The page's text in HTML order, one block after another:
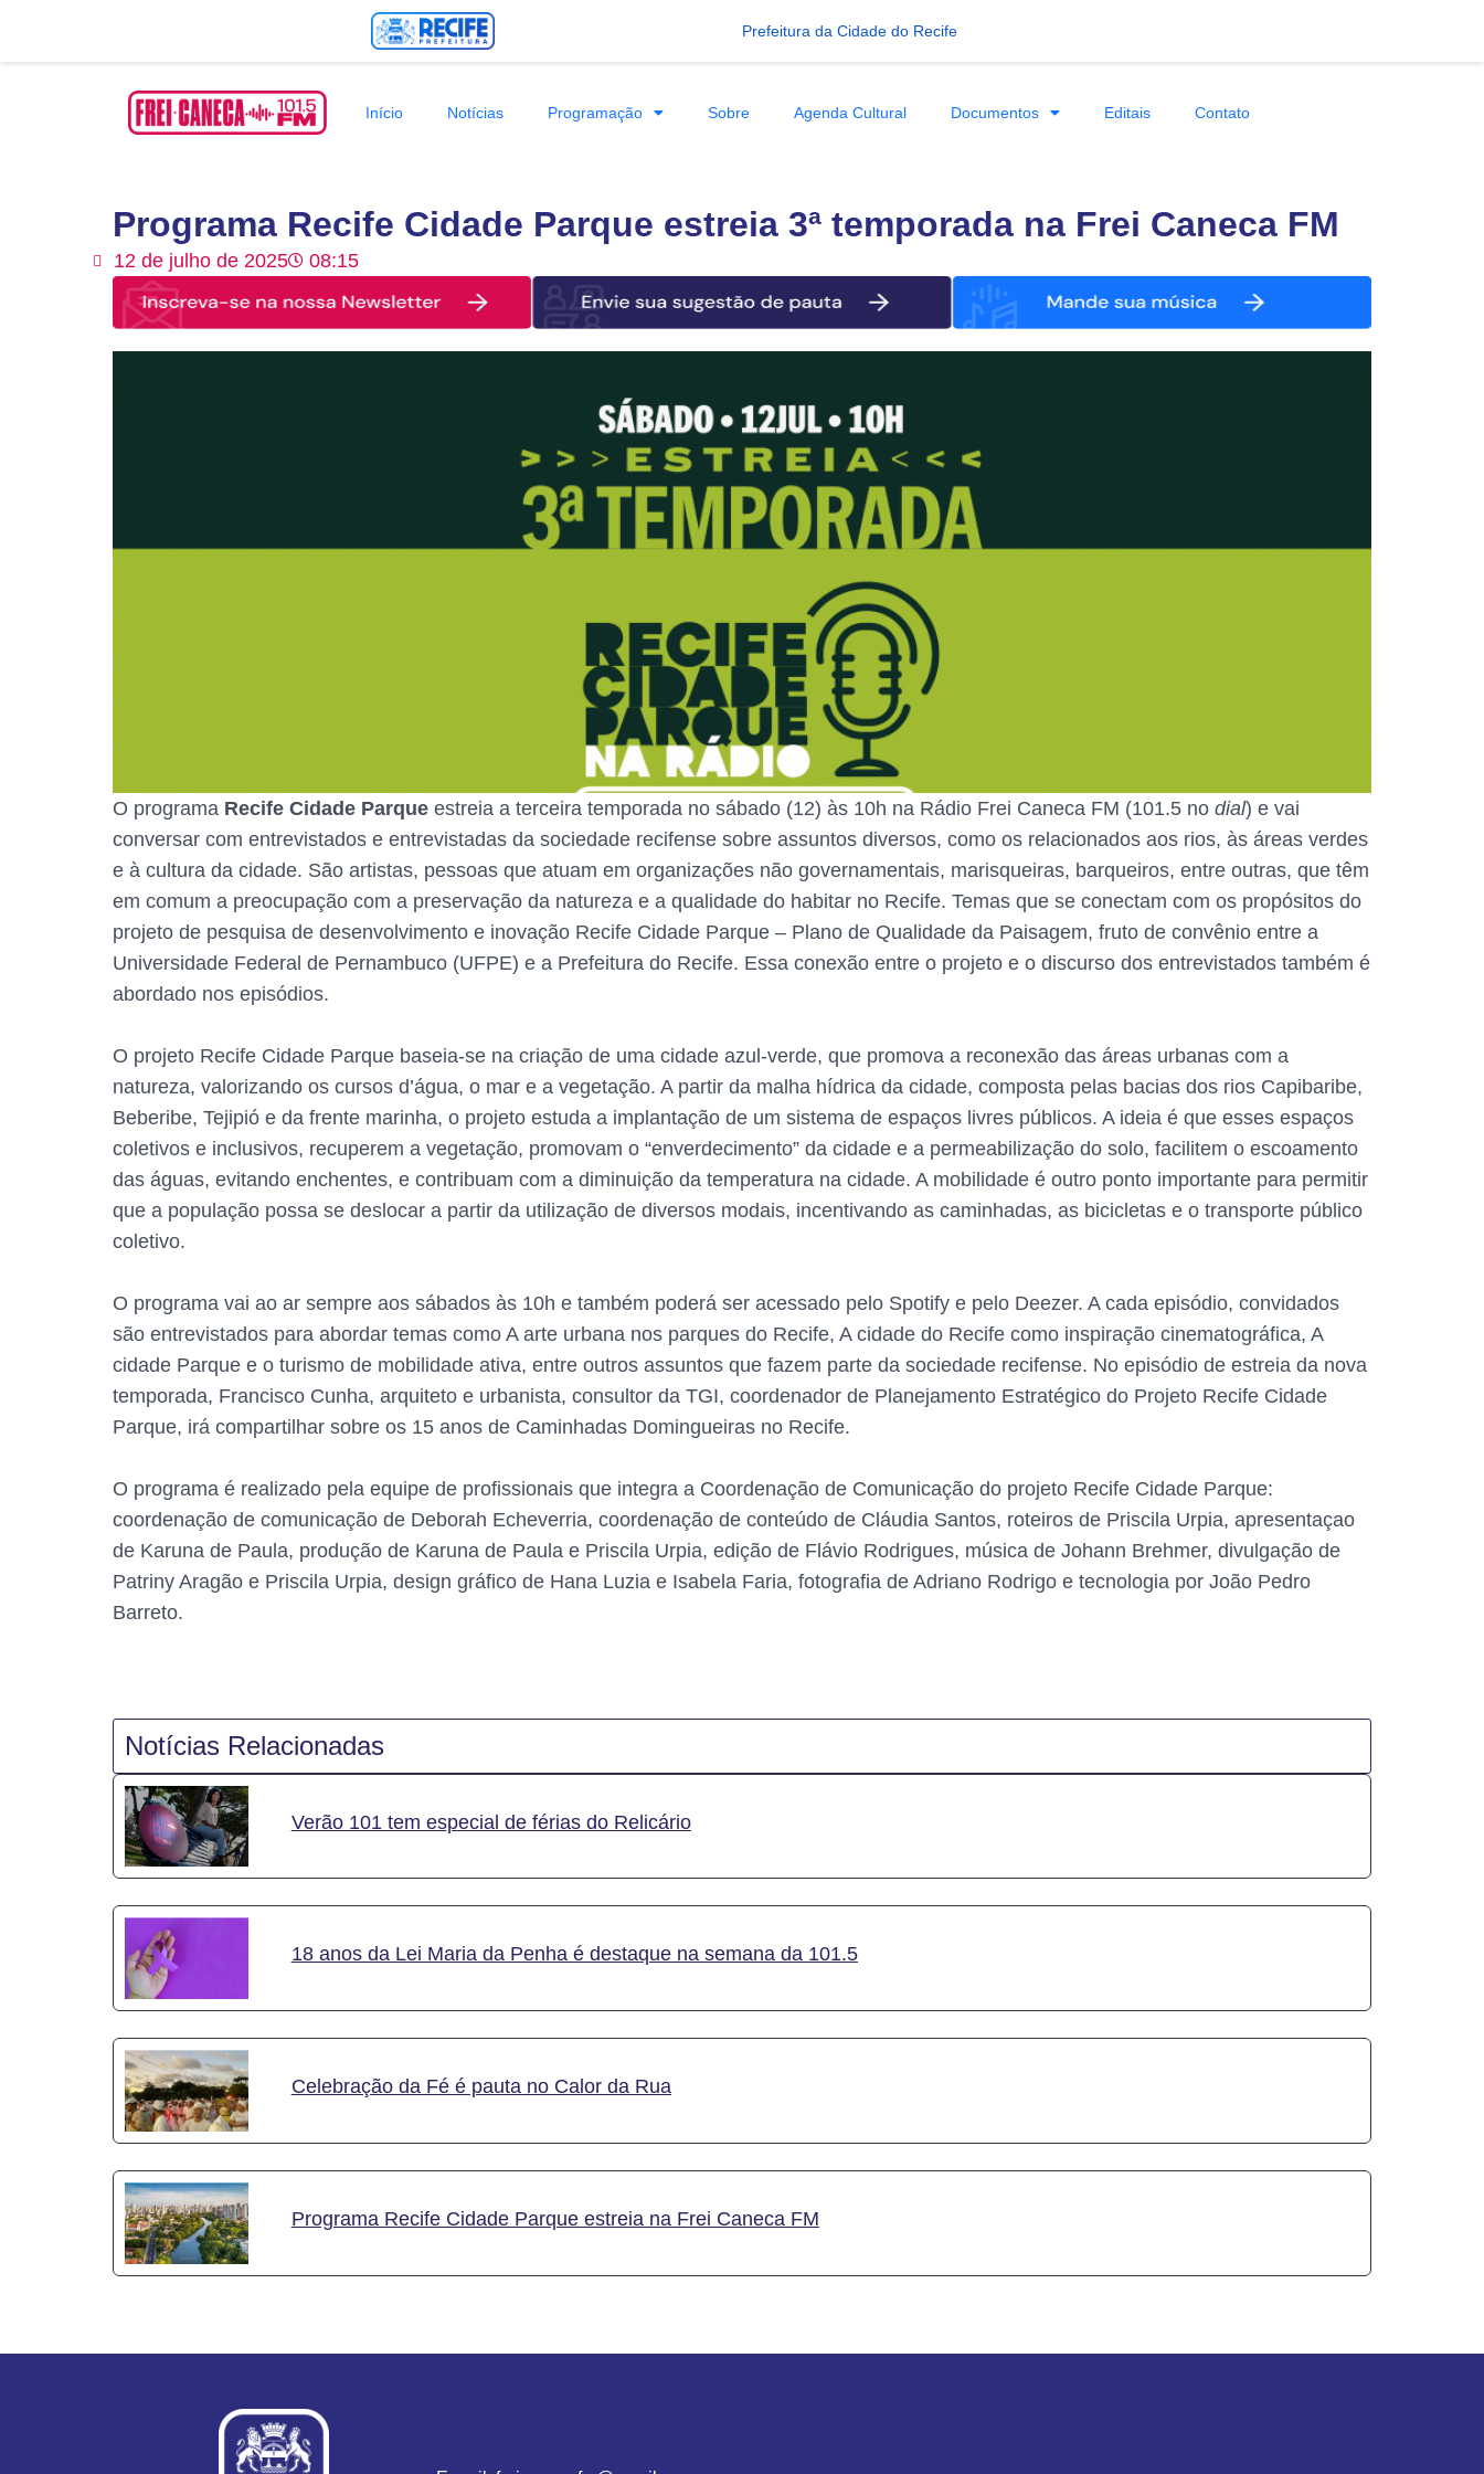
Prefeitura da Cidade do Recife
Início Notícias Programação Sobre Agenda Cultural Documentos Editais Contato
Programa Recife Cidade Parque estreia 3ª temporada na Frei Caneca FM
12 de julho de 2025 08:15
O programa Recife Cidade Parque estreia a terceira temporada no sábado (12) às 10h na Rádio Frei Caneca FM (101.5 no dial) e vai
conversar com entrevistados e entrevistadas da sociedade recifense sobre assuntos diversos, como os relacionados aos rios, às áreas verdes
e à cultura da cidade. São artistas, pessoas que atuam em organizações não governamentais, marisqueiras, barqueiros, entre outras, que têm
em comum a preocupação com a preservação da natureza e a qualidade do habitar no Recife. Temas que se conectam com os propósitos do
projeto de pesquisa de desenvolvimento e inovação Recife Cidade Parque – Plano de Qualidade da Paisagem, fruto de convênio entre a
Universidade Federal de Pernambuco (UFPE) e a Prefeitura do Recife. Essa conexão entre o projeto e o discurso dos entrevistados também é
abordado nos episódios.
O projeto Recife Cidade Parque baseia-se na criação de uma cidade azul-verde, que promova a reconexão das áreas urbanas com a
natureza, valorizando os cursos d’água, o mar e a vegetação. A partir da malha hídrica da cidade, composta pelas bacias dos rios Capibaribe,
Beberibe, Tejipió e da frente marinha, o projeto estuda a implantação de um sistema de espaços livres públicos. A ideia é que esses espaços
coletivos e inclusivos, recuperem a vegetação, promovam o “enverdecimento” da cidade e a permeabilização do solo, facilitem o escoamento
das águas, evitando enchentes, e contribuam com a diminuição da temperatura na cidade. A mobilidade é outro ponto importante para permitir
que a população possa se deslocar a partir da utilização de diversos modais, incentivando as caminhadas, as bicicletas e o transporte público
coletivo.
O programa vai ao ar sempre aos sábados às 10h e também poderá ser acessado pelo Spotify e pelo Deezer. A cada episódio, convidados
são entrevistados para abordar temas como A arte urbana nos parques do Recife, A cidade do Recife como inspiração cinematográfica, A
cidade Parque e o turismo de mobilidade ativa, entre outros assuntos que fazem parte da sociedade recifense. No episódio de estreia da nova
temporada, Francisco Cunha, arquiteto e urbanista, consultor da TGI, coordenador de Planejamento Estratégico do Projeto Recife Cidade
Parque, irá compartilhar sobre os 15 anos de Caminhadas Domingueiras no Recife.
O programa é realizado pela equipe de profissionais que integra a Coordenação de Comunicação do projeto Recife Cidade Parque:
coordenação de comunicação de Deborah Echeverria, coordenação de conteúdo de Cláudia Santos, roteiros de Priscila Urpia, apresentaçao
de Karuna de Paula, produção de Karuna de Paula e Priscila Urpia, edição de Flávio Rodrigues, música de Johann Brehmer, divulgação de
Patriny Aragão e Priscila Urpia, design gráfico de Hana Luzia e Isabela Faria, fotografia de Adriano Rodrigo e tecnologia por João Pedro
Barreto.
Notícias Relacionadas
Verão 101 tem especial de férias do Relicário
18 anos da Lei Maria da Penha é destaque na semana da 101.5
Celebração da Fé é pauta no Calor da Rua
Programa Recife Cidade Parque estreia na Frei Caneca FM